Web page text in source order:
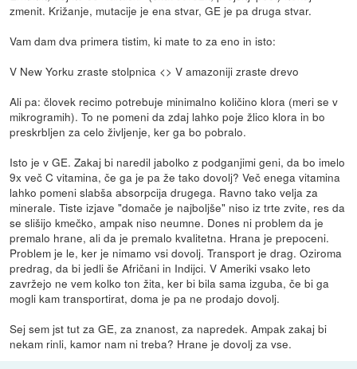
zmenit. Križanje, mutacije je ena stvar, GE je pa druga stvar.
Vam dam dva primera tistim, ki mate to za eno in isto:
V New Yorku zraste stolpnica <> V amazoniji zraste drevo
Ali pa: človek recimo potrebuje minimalno količino klora (meri se v
mikrogramih). To ne pomeni da zdaj lahko poje žlico klora in bo
preskrbljen za celo življenje, ker ga bo pobralo.
Isto je v GE. Zakaj bi naredil jabolko z podganjimi geni, da bo imelo
9x več C vitamina, če ga je pa že tako dovolj? Več enega vitamina
lahko pomeni slabša absorpcija drugega. Ravno tako velja za
minerale. Tiste izjave "domače je najboljše" niso iz trte zvite, res da
se slišijo kmečko, ampak niso neumne. Dones ni problem da je
premalo hrane, ali da je premalo kvalitetna. Hrana je prepoceni.
Problem je le, ker je nimamo vsi dovolj. Transport je drag. Oziroma
predrag, da bi jedli še Afričani in Indijci. V Ameriki vsako leto
zavržejo ne vem kolko ton žita, ker bi bila sama izguba, če bi ga
mogli kam transportirat, doma je pa ne prodajo dovolj.
Sej sem jst tut za GE, za znanost, za napredek. Ampak zakaj bi
nekam rinli, kamor nam ni treba? Hrane je dovolj za vse.